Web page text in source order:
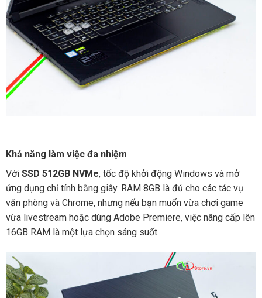
Khả năng làm việc đa nhiệm
Với SSD 512GB NVMe, tốc độ khởi động Windows và mở
ứng dụng chỉ tính bằng giây. RAM 8GB là đủ cho các tác vụ
văn phòng và Chrome, nhưng nếu bạn muốn vừa chơi game
vừa livestream hoặc dùng Adobe Premiere, việc nâng cấp lên
16GB RAM là một lựa chọn sáng suốt.